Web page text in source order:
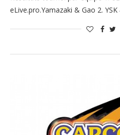
eLive.pro.Yamazaki & Gao 2.